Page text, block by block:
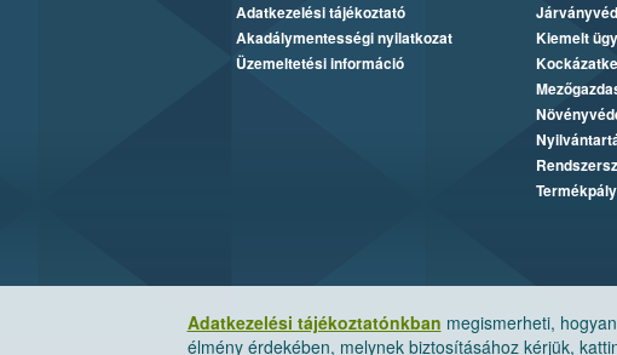
Adatkezelési tájékoztatónkban megismerheti,
élmény érdekében, melynek biztosításához kérjük,
Adatkezelési tájékoztató
Akadálymentességi nyilatkozat
Üzemeltetési információ
Kiemelt